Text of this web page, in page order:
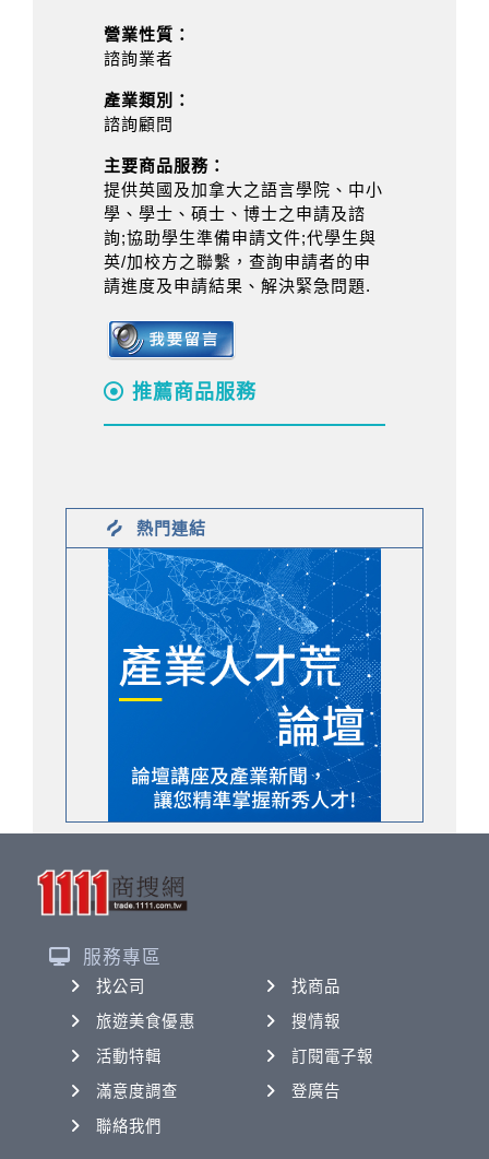
營業性質：
諮詢業者
產業類別：
諮詢顧問
主要商品服務：
提供英國及加拿大之語言學院、中小
學、學士、碩士、博士之申請及諮
詢;協助學生準備申請文件;代學生與
英/加校方之聯繫，查詢申請者的申
請進度及申請結果、解決緊急問題.
推薦商品服務
熱門連結
服務專區
找公司
找商品
旅遊美食優惠
搜情報
活動特輯
訂閱電子報
滿意度調查
登廣告
聯絡我們